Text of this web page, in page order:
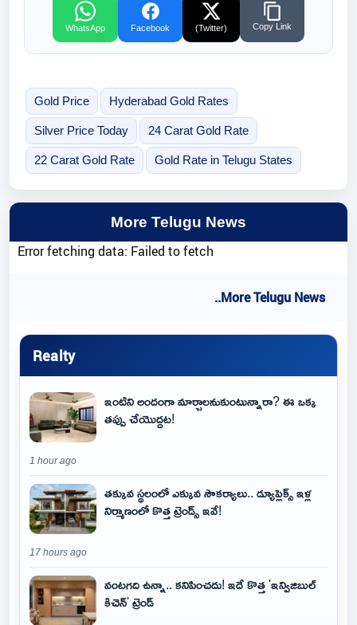
WhatsApp Facebook (Twitter) Copy Link
Gold Price Hyderabad Gold Rates
Silver Price Today 24 Carat Gold Rate
22 Carat Gold Rate Gold Rate in Telugu States
More Telugu News
Error fetching data: Failed to fetch
..More Telugu News
Realty
ఇంటిని అందంగా మార్చాలనుకుంటున్నారా? ఈ ఒక్క
తప్పు చేయొద్దట!
1 hour ago
తక్కువ స్థలంలో ఎక్కువ సౌకర్యాలు.. డ్యూప్లెక్స్ ఇళ్ల
నిర్మాణంలో కొత్త ట్రెండ్స్ ఇవే!
17 hours ago
వంటగది ఉన్నా.. కనిపించదు! ఇదే కొత్త 'ఇన్విజిబుల్
కిచెన్' ట్రెండ్